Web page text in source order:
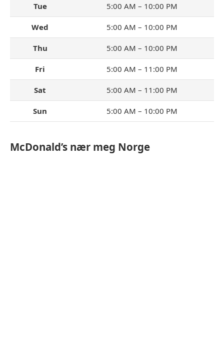
Tue 5:00 AM – 10:00 PM
Wed 5:00 AM – 10:00 PM
Thu 5:00 AM – 10:00 PM
Fri 5:00 AM – 11:00 PM
Sat 5:00 AM – 11:00 PM
Sun 5:00 AM – 10:00 PM
McDonald’s nær meg Norge